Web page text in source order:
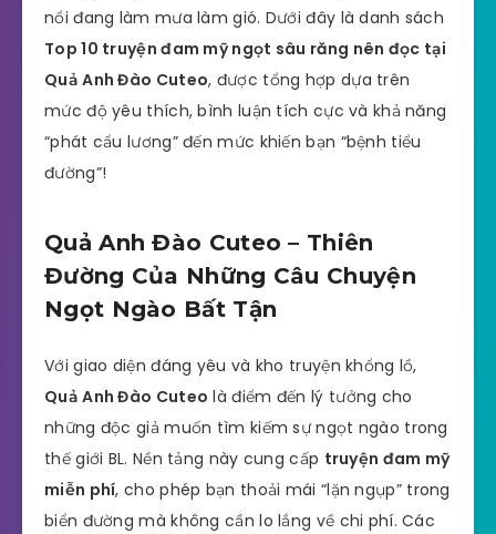
nổi đang làm mưa làm gió. Dưới đây là danh sách
Top 10 truyện đam mỹ ngọt sâu răng nên đọc tại
Quả Anh Đào Cuteo, được tổng hợp dựa trên
mức độ yêu thích, bình luận tích cực và khả năng
“phát cẩu lương” đến mức khiến bạn “bệnh tiểu
đường”!
Quả Anh Đào Cuteo – Thiên
Đường Của Những Câu Chuyện
Ngọt Ngào Bất Tận
Với giao diện đáng yêu và kho truyện khổng lồ,
Quả Anh Đào Cuteo là điểm đến lý tưởng cho
những độc giả muốn tìm kiếm sự ngọt ngào trong
thế giới BL. Nền tảng này cung cấp truyện đam mỹ
miễn phí, cho phép bạn thoải mái “lặn ngụp” trong
biển đường mà không cần lo lắng về chi phí. Các